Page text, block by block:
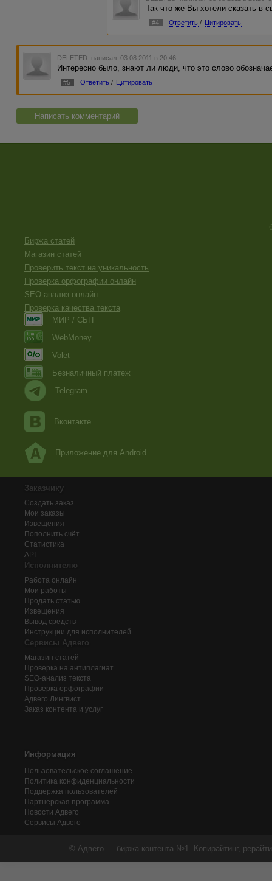
Так что же Вы хотели сказать в
#4 Ответить / Цитировать
DELETED написал 03.08.2011 в 20:46
Интересно было, знают ли люди, что это слово
#5 Ответить / Цитировать
Написать комментарий
Биржа статей
Магазин статей
Проверить текст на уникальность
Проверка орфографии онлайн
SEO анализ онлайн
Проверка качества текста
МИР / СБП
WebMoney
Volet
Безналичный платеж
Telegram
Вконтакте
Приложение для Android
Заказчику
Создать заказ
Мои заказы
Извещения
Пополнить счёт
Статистика
API
Исполнителю
Работа онлайн
Мои работы
Продать статью
Извещения
Вывод средств
Инструкции для исполнителей
Сервисы Адвего
Магазин статей
Проверка на антиплагиат
SEO-анализ текста
Проверка орфографии
Адвего Лингвист
Заказ контента и услуг
Информация
Пользовательское соглашение
Политика конфиденциальности
Поддержка пользователей
Партнерская программа
Новости Адвего
Сервисы Адвего
© Адвего — биржа контента №1. Копирайтинг,